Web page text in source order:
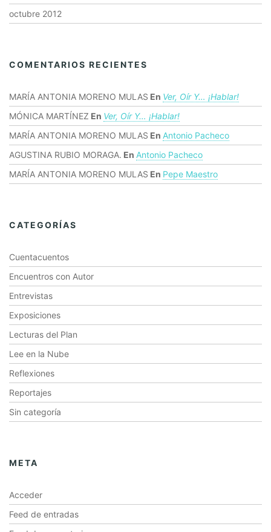
octubre 2012
COMENTARIOS RECIENTES
MARÍA ANTONIA MORENO MULAS En Ver, Oír Y… ¡hablar!
MÓNICA MARTÍNEZ En Ver, Oír Y… ¡hablar!
MARÍA ANTONIA MORENO MULAS En Antonio Pacheco
AGUSTINA RUBIO MORAGA. En Antonio Pacheco
MARÍA ANTONIA MORENO MULAS En Pepe Maestro
CATEGORÍAS
Cuentacuentos
Encuentros con Autor
Entrevistas
Exposiciones
Lecturas del Plan
Lee en la Nube
Reflexiones
Reportajes
Sin categoría
META
Acceder
Feed de entradas